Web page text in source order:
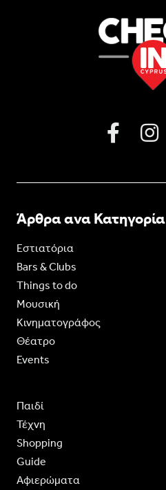
Άρθρα ανα Κατηγορία
Εστιατόρια
Bars & Clubs
Things to do
Moυσική
Κινηματογράφος
Θέατρο
Events
Παιδί
Τέχνη
Shopping
Guide
Aφιερώματα